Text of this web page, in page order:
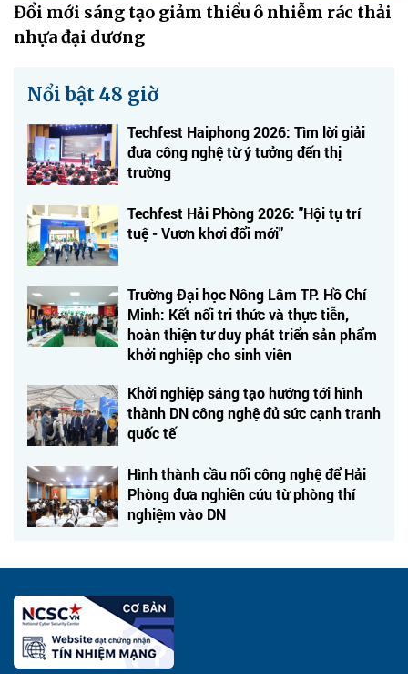
Đổi mới sáng tạo giảm thiểu ô nhiễm rác thải
nhựa đại dương
Nổi bật 48 giờ
Techfest Haiphong 2026: Tìm lời giải
đưa công nghệ từ ý tưởng đến thị
trường
Techfest Hải Phòng 2026: "Hội tụ trí
tuệ - Vươn khơi đổi mới"
Trường Đại học Nông Lâm TP. Hồ Chí
Minh: Kết nối tri thức và thực tiễn,
hoàn thiện tư duy phát triển sản phẩm
khởi nghiệp cho sinh viên
Khởi nghiệp sáng tạo hướng tới hình
thành DN công nghệ đủ sức cạnh tranh
quốc tế
Hình thành cầu nối công nghệ để Hải
Phòng đưa nghiên cứu từ phòng thí
nghiệm vào DN